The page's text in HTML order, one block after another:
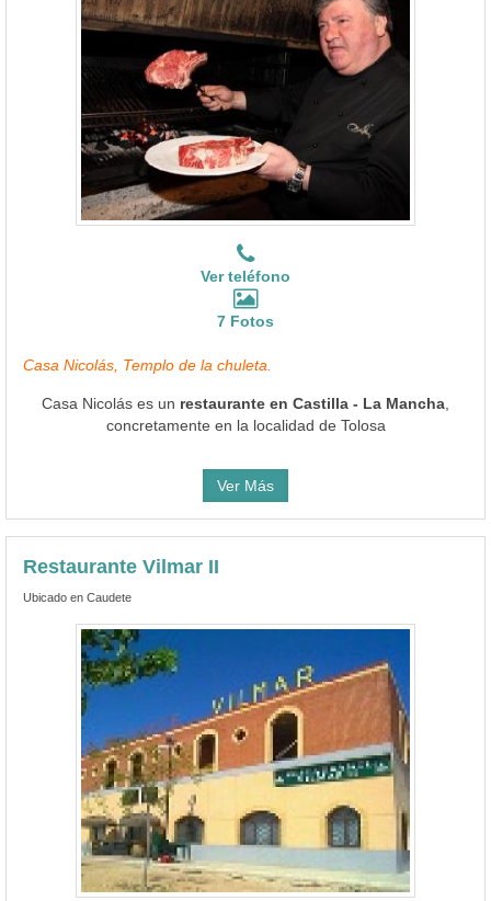
Ver teléfono
7 Fotos
Casa Nicolás, Templo de la chuleta.
Casa Nicolás es un restaurante en Castilla - La Mancha
concretamente en la localidad de Tolosa
Ver Más
Restaurante Vilmar II
Ubicado en Caudete